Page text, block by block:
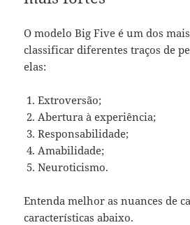
O modelo Big Five é um dos
classificar diferentes traços de
elas:
Extroversão;
Abertura à experiência;
Responsabilidade;
Amabilidade;
Neuroticismo.
Entenda melhor as nuances de
características abaixo.